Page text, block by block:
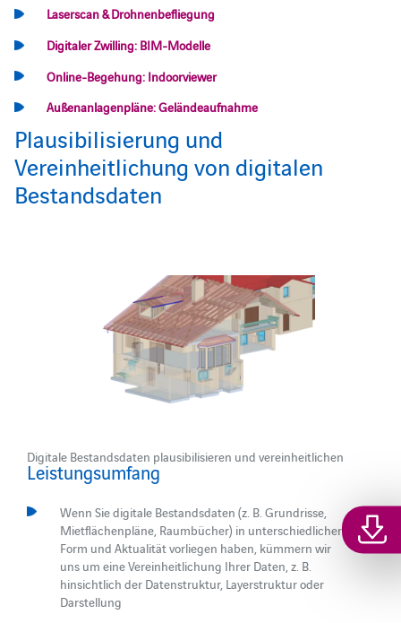
Laserscan & Drohnenbefliegung
Digitaler Zwilling: BIM-Modelle
Online-Begehung: Indoorviewer
Außenanlagenpläne: Geländeaufnahme
Plausibilisierung und
Vereinheitlichung von digitalen
Bestandsdaten
Digitale Bestandsdaten plausibilisieren und vereinheitlichen
Leistungsumfang
Wenn Sie digitale Bestandsdaten (z. B. Grundrisse,
Mietflächenpläne, Raumbücher) in unterschiedlicher
Form und Aktualität vorliegen haben, kümmern wir
uns um eine Vereinheitlichung Ihrer Daten, z. B.
hinsichtlich der Datenstruktur, Layerstruktur oder
Darstellung